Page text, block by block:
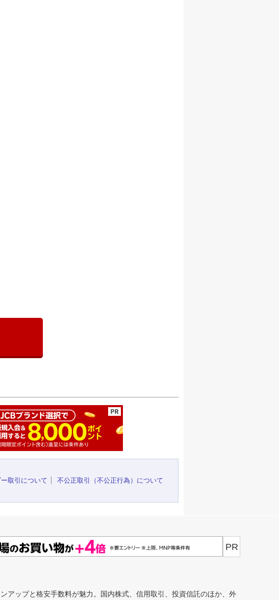
取引について
不公正取引（不公正行為）について
PR
アップと格安手数料が魅力。国内株式、信用取引、投資信託のほか、外